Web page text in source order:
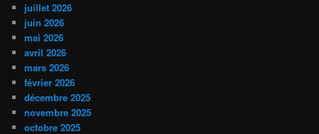
juillet 2026
juin 2026
mai 2026
avril 2026
mars 2026
février 2026
décembre 2025
novembre 2025
octobre 2025